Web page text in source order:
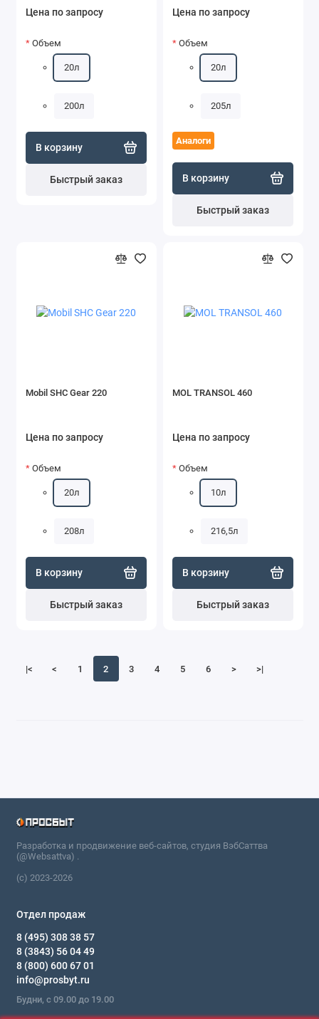
Цена по запросу
Объем
20л
200л
В корзину
Быстрый заказ
Цена по запросу
Аналоги
Объем
20л
205л
В корзину
Быстрый заказ
Mobil SHC Gear 220
Цена по запросу
Объем
20л
208л
В корзину
Быстрый заказ
MOL TRANSOL 460
Цена по запросу
Объем
10л
216,5л
В корзину
Быстрый заказ
|< < 1 2 3 4 5 6 > >|
Разработка и продвижение веб-сайтов, студия ВэбСаттва
(@Websattva) .
(c) 2023-2026
Отдел продаж
8 (495) 308 38 57
8 (3843) 56 04 49
8 (800) 600 67 01
info@prosbyt.ru
Будни, с 09.00 до 19.00